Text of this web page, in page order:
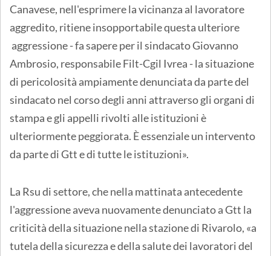
Canavese, nell'esprimere la vicinanza al lavoratore
aggredito, ritiene insopportabile questa ulteriore
aggressione - fa sapere per il sindacato Giovanno
Ambrosio, responsabile Filt-Cgil Ivrea - la situazione
di pericolosità ampiamente denunciata da parte del
sindacato nel corso degli anni attraverso gli organi di
stampa e gli appelli rivolti alle istituzioni è
ulteriormente peggiorata. È essenziale un intervento
da parte di Gtt e di tutte le istituzioni».
La Rsu di settore, che nella mattinata antecedente
l'aggressione aveva nuovamente denunciato a Gtt la
criticità della situazione nella stazione di Rivarolo, «a
tutela della sicurezza e della salute dei lavoratori del